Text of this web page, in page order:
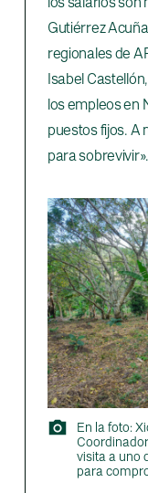
Gutiérrez
regionales de
Isabel
los empleos en
puestos fijos. A
para sobrevivir».
En la foto:
visita a uno
para